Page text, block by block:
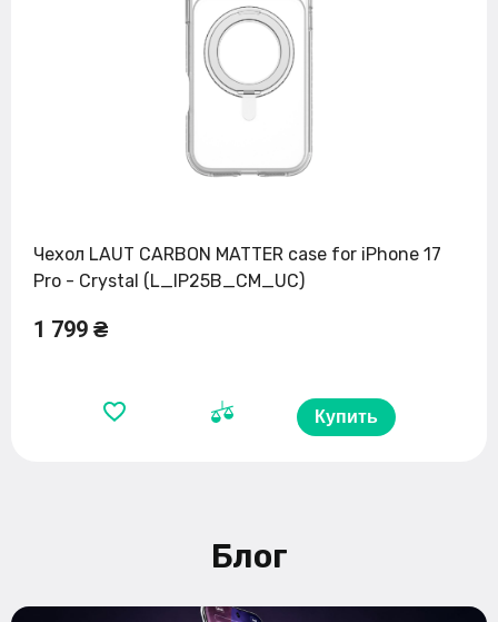
Чехол LAUT CARBON MATTER case for iPhone 17
Pro - Crystal (L_IP25B_CM_UC)
1 799 ₴
Купить
Блог